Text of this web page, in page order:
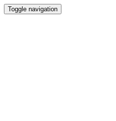
Toggle navigation